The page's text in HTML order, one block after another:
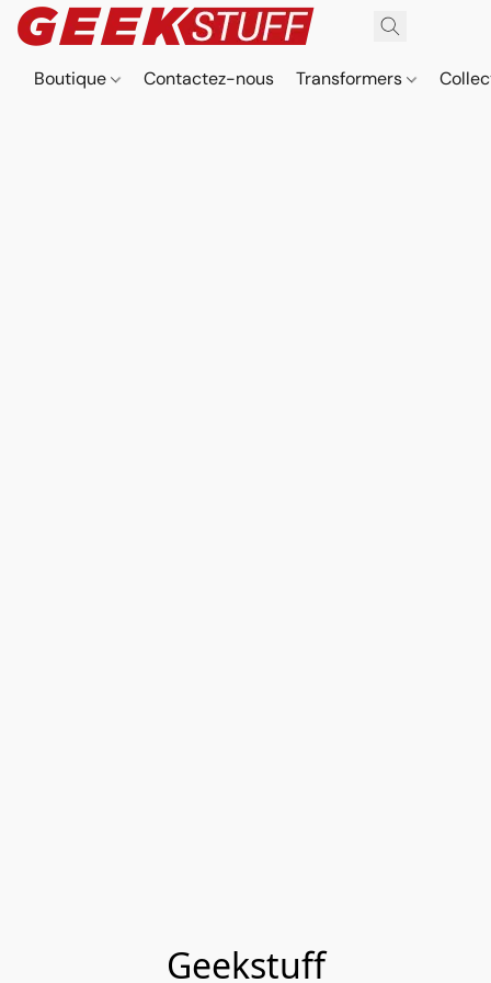
Boutique Contactez-nous Transformers
Geekstuff